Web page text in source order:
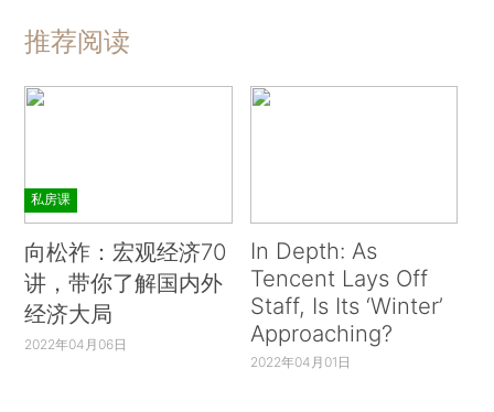
推荐阅读
私房课
向松祚：宏观经济70
讲，带你了解国内外
经济大局
2022年04月06日
In Depth: As
Tencent Lays Off
Staff, Is Its ‘Winter’
Approaching?
2022年04月01日